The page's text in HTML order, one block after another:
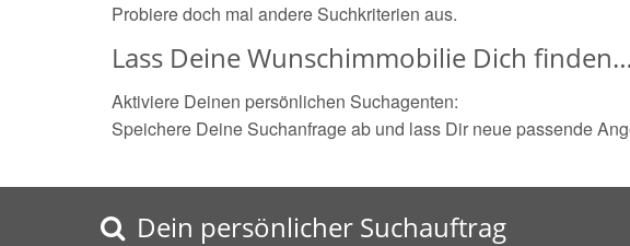
Probiere doch mal andere Suchkriterien aus.
Lass Deine Wunschimmobilie Dich finden…
Aktiviere Deinen persönlichen Suchagenten:
Speichere Deine Suchanfrage ab und lass Dir neue passende
Dein persönlicher Suchauftrag